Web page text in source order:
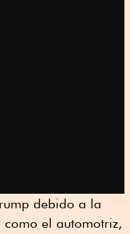
debido a la
el automotriz,